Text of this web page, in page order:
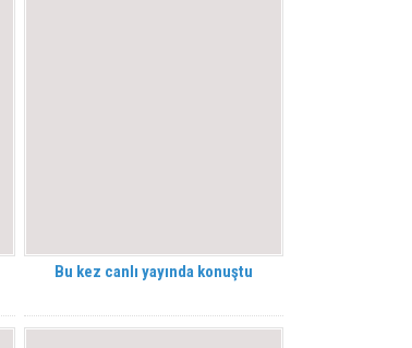
Bu kez canlı yayında konuştu